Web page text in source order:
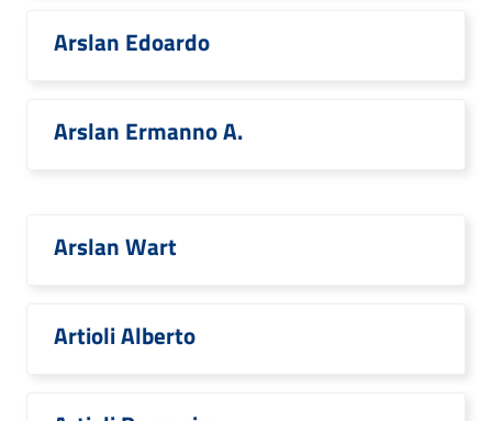
Arslan Edoardo
Arslan Ermanno A.
Arslan Wart
Artioli Alberto